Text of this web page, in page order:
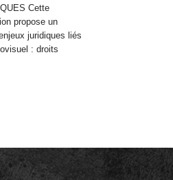
Cette
propose un
juridiques liés
: droits